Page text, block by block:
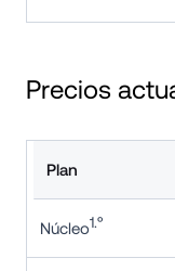
Precios
Plan
Núcleo1.º